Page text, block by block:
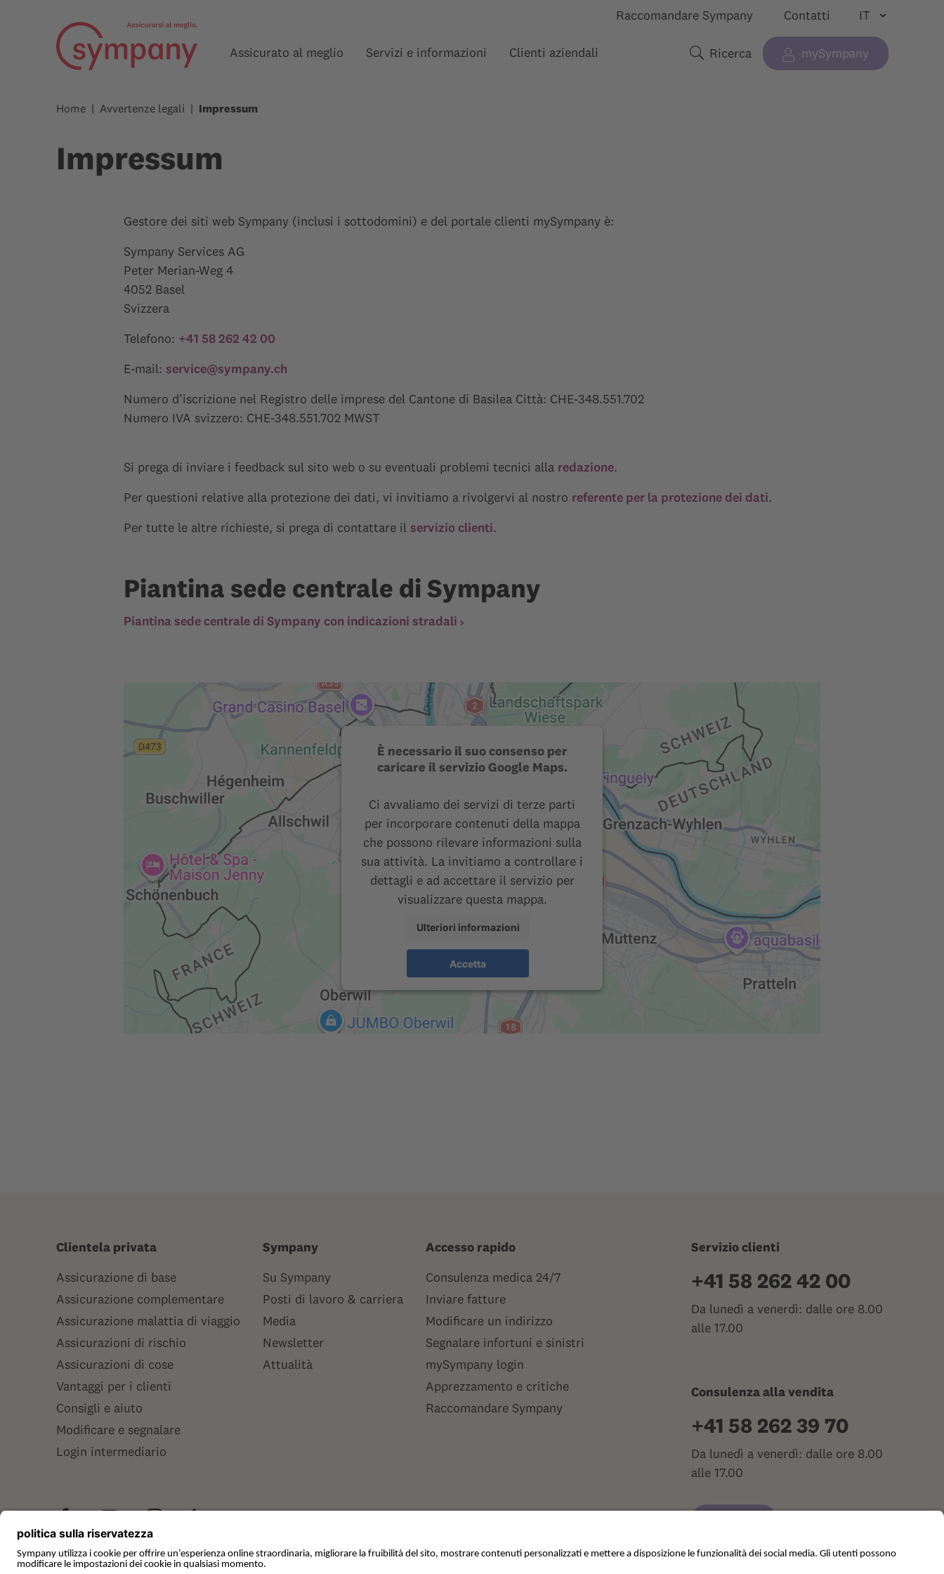
Raccomandare Sympany Contatti
Assicurato al meglio Mostra sottomenu per “”
Servizi e informazioni Mostra sottomenu per “”
Clienti aziendali Mostra sottomenu per “”
Termini di ricerca
Ricerca mySympany
Home Avvertenze legali Impressum
Impressum
Gestore dei siti web Sympany (inclusi i sottodomini) e del portale clienti mySympany è:
Sympany Services AG
Peter Merian-Weg 4
4052 Basel
Svizzera
Telefono: +41 58 262 42 00
E-mail: service@sympany.ch
Numero d’iscrizione nel Registro delle imprese del Cantone di Basilea Città: CHE-348.551.702
Numero IVA svizzero: CHE-348.551.702 MWST
Si prega di inviare i feedback sul sito web o su eventuali problemi tecnici alla redazione.
Per questioni relative alla protezione dei dati, vi invitiamo a rivolgervi al nostro referente per la protezione dei dati.
Per tutte le altre richieste, si prega di contattare il servizio clienti.
Piantina sede centrale di Sympany
Piantina sede centrale di Sympany con indicazioni stradali
È necessario il suo consenso per
caricare il servizio Google Maps.
Ci avvaliamo dei servizi di terze parti
per incorporare contenuti della mappa
che possono rilevare informazioni sulla
sua attività. La invitiamo a controllare i
dettagli e ad accettare il servizio per
visualizzare questa mappa.
Ulteriori informazioni
Accetta
Servizio clienti
+41 58 262 42 00
Da lunedì a venerdì: dalle ore 8.00
alle 17.00
Consulenza alla vendita
+41 58 262 39 70
Da lunedì a venerdì: dalle ore 8.00
alle 17.00
Clientela privata
Assicurazione di base
Assicurazione complementare
Assicurazione malattia di viaggio
Assicurazioni di rischio
Assicurazioni di cose
Vantaggi per i clienti
Consigli e aiuto
Modificare e segnalare
Login intermediario
Sympany
Su Sympany
Posti di lavoro & carriera
Media
Newsletter
Attualità
Accesso rapido
Consulenza medica 24/7
Inviare fatture
Modificare un indirizzo
Segnalare infortuni e sinistri
mySympany login
Apprezzamento e critiche
Raccomandare Sympany